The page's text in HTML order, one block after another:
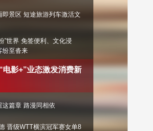
5G 产业+
网展 央央好物
即景区 短途旅游列车激活文
”世界 免签便利、文化浸
至沓来
电影+”业态激发消费新
这篇章 路漫同相依
晋级WTT横滨冠军赛女单8